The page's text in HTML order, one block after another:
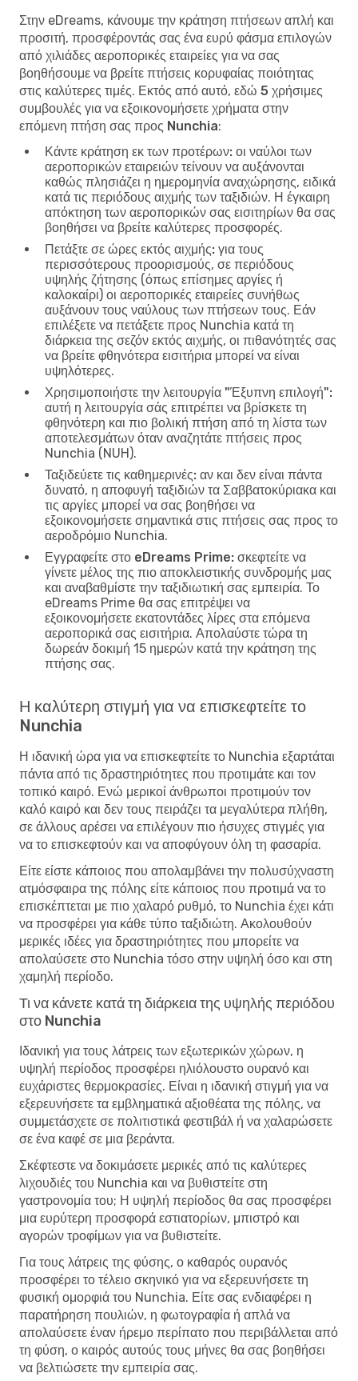
Στην eDreams, κάνουμε την κράτηση πτήσεων απλή και
προσιτή, προσφέροντάς σας ένα ευρύ φάσμα επιλογών
από χιλιάδες αεροπορικές εταιρείες για να σας
βοηθήσουμε να βρείτε πτήσεις κορυφαίας ποιότητας
στις καλύτερες τιμές. Εκτός από αυτό, εδώ 5 χρήσιμες
συμβουλές για να εξοικονομήσετε χρήματα στην
επόμενη πτήση σας προς Nunchia:
Κάντε κράτηση εκ των προτέρων: οι ναύλοι των
αεροπορικών εταιρειών τείνουν να αυξάνονται
καθώς πλησιάζει η ημερομηνία αναχώρησης, ειδικά
κατά τις περιόδους αιχμής των ταξιδιών. Η έγκαιρη
απόκτηση των αεροπορικών σας εισιτηρίων θα σας
βοηθήσει να βρείτε καλύτερες προσφορές.
Πετάξτε σε ώρες εκτός αιχμής: για τους
περισσότερους προορισμούς, σε περιόδους
υψηλής ζήτησης (όπως επίσημες αργίες ή
καλοκαίρι) οι αεροπορικές εταιρείες συνήθως
αυξάνουν τους ναύλους των πτήσεων τους. Εάν
επιλέξετε να πετάξετε προς Nunchia κατά τη
διάρκεια της σεζόν εκτός αιχμής, οι πιθανότητές σας
να βρείτε φθηνότερα εισιτήρια μπορεί να είναι
υψηλότερες.
Χρησιμοποιήστε την λειτουργία "Έξυπνη επιλογή":
αυτή η λειτουργία σάς επιτρέπει να βρίσκετε τη
φθηνότερη και πιο βολική πτήση από τη λίστα των
αποτελεσμάτων όταν αναζητάτε πτήσεις προς
Nunchia (NUH).
Ταξιδεύετε τις καθημερινές: αν και δεν είναι πάντα
δυνατό, η αποφυγή ταξιδιών τα Σαββατοκύριακα και
τις αργίες μπορεί να σας βοηθήσει να
εξοικονομήσετε σημαντικά στις πτήσεις σας προς το
αεροδρόμιο Nunchia.
Εγγραφείτε στο eDreams Prime: σκεφτείτε να
γίνετε μέλος της πιο αποκλειστικής συνδρομής μας
και αναβαθμίστε την ταξιδιωτική σας εμπειρία. Το
eDreams Prime θα σας επιτρέψει να
εξοικονομήσετε εκατοντάδες λίρες στα επόμενα
αεροπορικά σας εισιτήρια. Απολαύστε τώρα τη
δωρεάν δοκιμή 15 ημερών κατά την κράτηση της
πτήσης σας.
Η καλύτερη στιγμή για να επισκεφτείτε το
Nunchia
Η ιδανική ώρα για να επισκεφτείτε το Nunchia εξαρτάται
πάντα από τις δραστηριότητες που προτιμάτε και τον
τοπικό καιρό. Ενώ μερικοί άνθρωποι προτιμούν τον
καλό καιρό και δεν τους πειράζει τα μεγαλύτερα πλήθη,
σε άλλους αρέσει να επιλέγουν πιο ήσυχες στιγμές για
να το επισκεφτούν και να αποφύγουν όλη τη φασαρία.
Είτε είστε κάποιος που απολαμβάνει την πολυσύχναστη
ατμόσφαιρα της πόλης είτε κάποιος που προτιμά να το
επισκέπτεται με πιο χαλαρό ρυθμό, το Nunchia έχει κάτι
να προσφέρει για κάθε τύπο ταξιδιώτη. Ακολουθούν
μερικές ιδέες για δραστηριότητες που μπορείτε να
απολαύσετε στο Nunchia τόσο στην υψηλή όσο και στη
χαμηλή περίοδο.
Τι να κάνετε κατά τη διάρκεια της υψηλής περιόδου
στο Nunchia
Ιδανική για τους λάτρεις των εξωτερικών χώρων, η
υψηλή περίοδος προσφέρει ηλιόλουστο ουρανό και
ευχάριστες θερμοκρασίες. Είναι η ιδανική στιγμή για να
εξερευνήσετε τα εμβληματικά αξιοθέατα της πόλης, να
συμμετάσχετε σε πολιτιστικά φεστιβάλ ή να χαλαρώσετε
σε ένα καφέ σε μια βεράντα.
Σκέφτεστε να δοκιμάσετε μερικές από τις καλύτερες
λιχουδιές του Nunchia και να βυθιστείτε στη
γαστρονομία του; Η υψηλή περίοδος θα σας προσφέρει
μια ευρύτερη προσφορά εστιατορίων, μπιστρό και
αγορών τροφίμων για να βυθιστείτε.
Για τους λάτρεις της φύσης, ο καθαρός ουρανός
προσφέρει το τέλειο σκηνικό για να εξερευνήσετε τη
φυσική ομορφιά του Nunchia. Είτε σας ενδιαφέρει η
παρατήρηση πουλιών, η φωτογραφία ή απλά να
απολαύσετε έναν ήρεμο περίπατο που περιβάλλεται από
τη φύση, ο καιρός αυτούς τους μήνες θα σας βοηθήσει
να βελτιώσετε την εμπειρία σας.